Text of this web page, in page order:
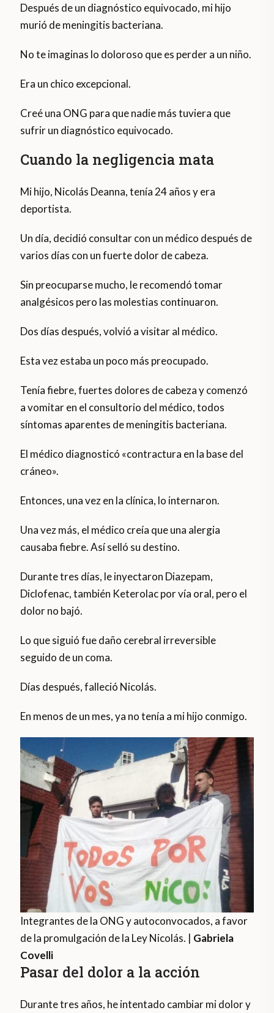
Después de un diagnóstico equivocado, mi hijo
murió de meningitis bacteriana.
No te imaginas lo doloroso que es perder a un niño.
Era un chico excepcional.
Creé una ONG para que nadie más tuviera que
sufrir un diagnóstico equivocado.
Cuando la negligencia mata
Mi hijo, Nicolás Deanna, tenía 24 años y era
deportista.
Un día, decidió consultar con un médico después de
varios días con un fuerte dolor de cabeza.
Sin preocuparse mucho, le recomendó tomar
analgésicos pero las molestias continuaron.
Dos días después, volvió a visitar al médico.
Esta vez estaba un poco más preocupado.
Tenía fiebre, fuertes dolores de cabeza y comenzó
a vomitar en el consultorio del médico, todos
síntomas aparentes de meningitis bacteriana.
El médico diagnosticó «contractura en la base del
cráneo».
Entonces, una vez en la clínica, lo internaron.
Una vez más, el médico creía que una alergia
causaba fiebre. Así selló su destino.
Durante tres días, le inyectaron Diazepam,
Diclofenac, también Keterolac por vía oral, pero el
dolor no bajó.
Lo que siguió fue daño cerebral irreversible
seguido de un coma.
Días después, falleció Nicolás.
En menos de un mes, ya no tenía a mi hijo conmigo.
Integrantes de la ONG y autoconvocados, a favor
de la promulgación de la Ley Nicolás. | Gabriela
Covelli
Pasar del dolor a la acción
Durante tres años, he intentado cambiar mi dolor y